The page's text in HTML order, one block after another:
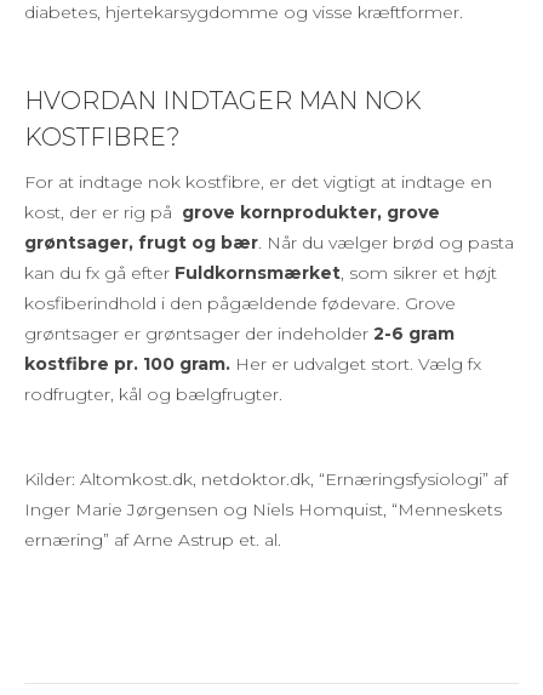
diabetes, hjertekarsygdomme og visse kræftformer.
HVORDAN INDTAGER MAN NOK
KOSTFIBRE?
For at indtage nok kostfibre, er det vigtigt at indtage en
kost, der er rig på grove kornprodukter, grove
grøntsager, frugt og bær. Når du vælger brød og pasta
kan du fx gå efter Fuldkornsmærket, som sikrer et højt
kosfiberindhold i den pågældende fødevare. Grove
grøntsager er grøntsager der indeholder 2-6 gram
kostfibre pr. 100 gram. Her er udvalget stort. Vælg fx
rodfrugter, kål og bælgfrugter.
Kilder: Altomkost.dk, netdoktor.dk, “Ernæringsfysiologi” af
Inger Marie Jørgensen og Niels Homquist, “Menneskets
ernæring” af Arne Astrup et. al.